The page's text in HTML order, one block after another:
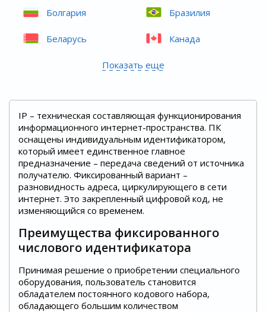
Болгария Бразилия
Беларусь Канада
Показать еще
IP – техническая составляющая функционирования
информационного интернет-пространства. ПК
оснащены индивидуальным идентификатором,
который имеет единственное главное
предназначение – передача сведений от источника
получателю. Фиксированный вариант –
разновидность адреса, циркулирующего в сети
интернет. Это закрепленный цифровой код, не
изменяющийся со временем.
Преимущества фиксированного
числового идентификатора
Принимая решение о приобретении специального
оборудования, пользователь становится
обладателем постоянного кодового набора,
обладающего большим количеством